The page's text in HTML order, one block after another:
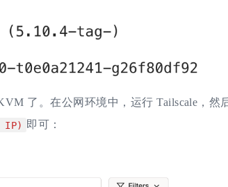
了。在公网环境中，运行 Tailscale，然
IP) 即可：